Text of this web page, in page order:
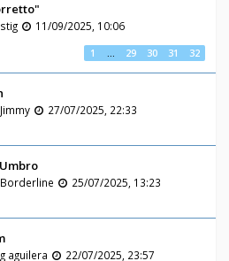
stig
11/09/2025, 10:06
1 … 29 30 31 32
Jimmy
27/07/2025, 22:33
Borderline
25/07/2025, 13:23
g aguilera 22/07/2025, 23:57